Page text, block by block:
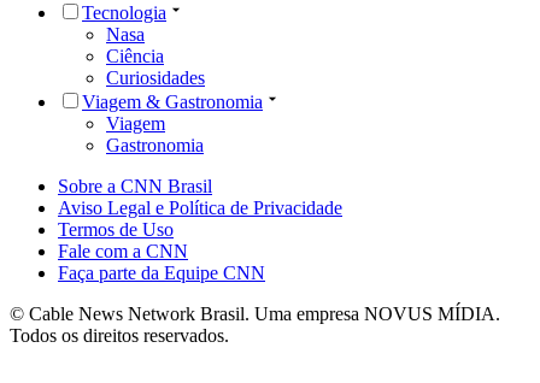
Tecnologia
Nasa
Ciência
Curiosidades
Viagem & Gastronomia
Viagem
Gastronomia
Sobre a CNN Brasil
Aviso Legal e Política de Privacidade
Termos de Uso
Fale com a CNN
Faça parte da Equipe CNN
© Cable News Network Brasil. Uma empresa NOVUS MÍDIA.
Todos os direitos reservados.